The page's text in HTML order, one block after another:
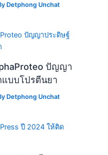
Detphong Unchat
ปัญญา
บบโปรตีนยา
Detphong Unchat